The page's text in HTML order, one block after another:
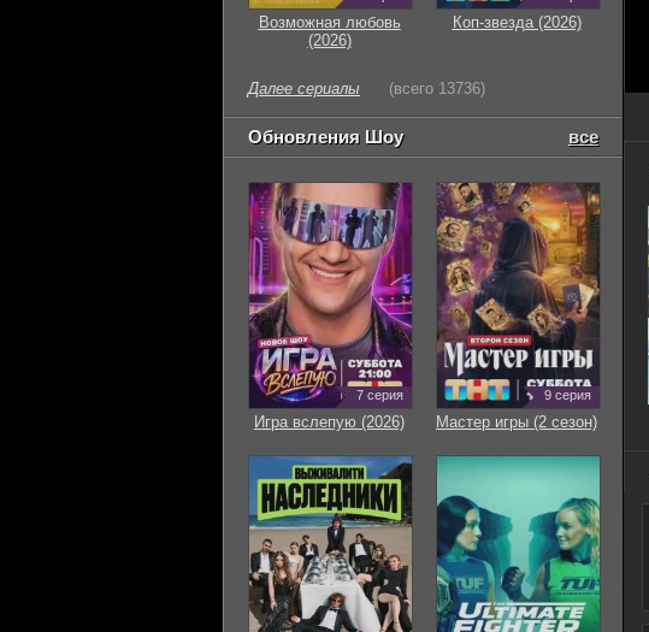
Возможная любовь
(2026)
Коп-звезда (2026)
Далее сериалы (всего 13736)
Обновления Шоу все
7 серия
Игра вслепую (2026)
9 серия
Мастер игры (2 сезон)